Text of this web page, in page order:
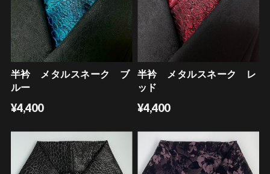
半衿 メタルスネーク ブ
ルー
¥4,400
半衿 メタルスネーク レ
ッド
¥4,400